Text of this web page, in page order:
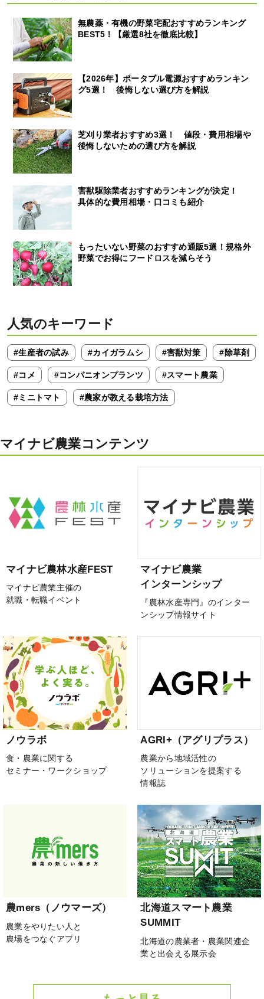
無農薬・有機の野菜宅配おすすめランキング
BEST5！【厳選8社を徹底比較】
【2026年】ポータブル電源おすすめランキン
グ5選！ 後悔しない選び方を解説
芝刈り業者おすすめ3選！ 値段・費用相場や
後悔しないための選び方を解説
害獣駆除業者おすすめランキングが決定！
具体的な費用相場・口コミも紹介
もったいない野菜のおすすめ通販5選！規格外
野菜でお得にフードロスを減らそう
人気のキーワード
#生産者の試み #カイガラムシ #害獣対策 #除草剤
#コメ #コンパニオンプランツ #スマート農業
#ミニトマト #農家が教える栽培方法
マイナビ農業コンテンツ
マイナビ農林水産FEST
マイナビ農業主催の
就職・転職イベント
マイナビ農業
インターンシップ
『農林水産専門』のインター
ンシップ情報サイト
ノウラボ
食・農業に関する
セミナー・ワークショップ
AGRI+（アグリプラス）
農業から地域活性の
ソリューションを提案する
情報誌
農mers（ノウマーズ）
農業をやりたい人と
農場をつなぐアプリ
北海道スマート農業
SUMMIT
北海道の農業者・農業関連企
業と出会える展示会